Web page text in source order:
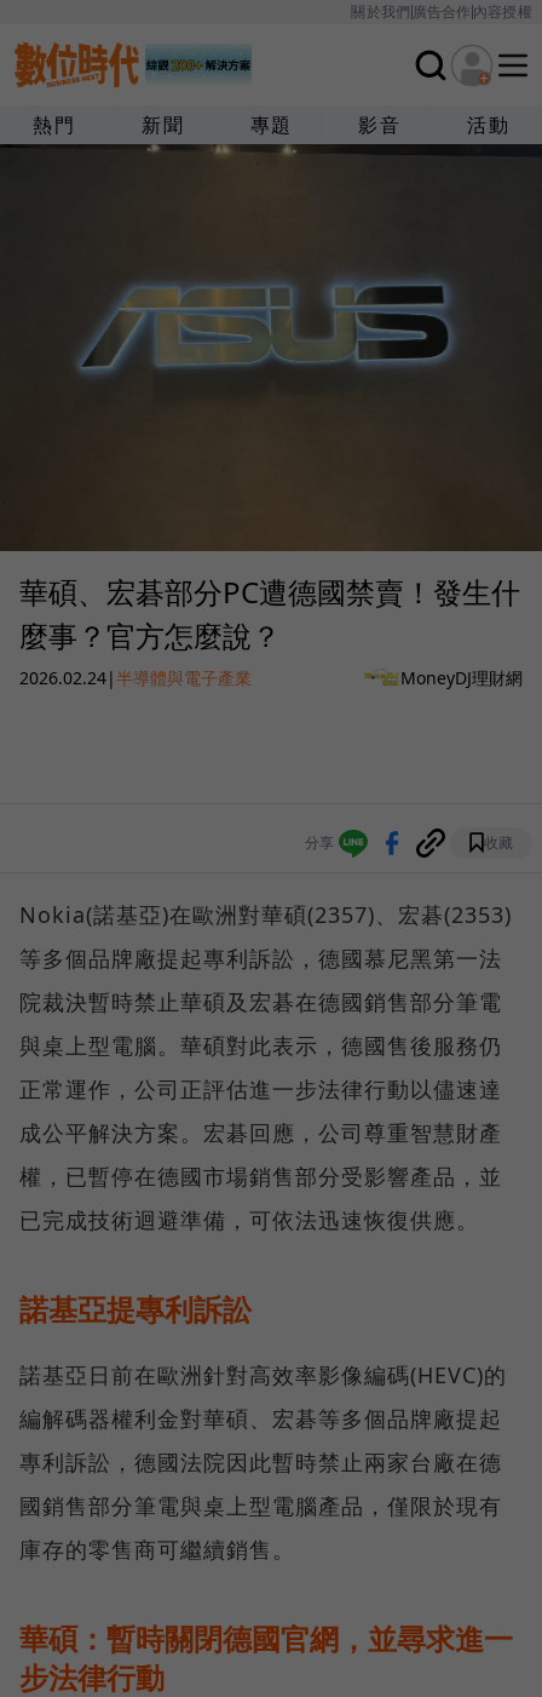
關於我們廣告合作內容授權
熱門 新聞 專題 影音 活動
華碩、宏碁部分PC遭德國禁賣！發生什
麼事？官方怎麼說？
2026.02.24|半導體與電子產業 MoneyDJ理財網
分享 收藏
Nokia(諾基亞)在歐洲對華碩(2357)、宏碁(2353)
等多個品牌廠提起專利訴訟，德國慕尼黑第一法
院裁決暫時禁止華碩及宏碁在德國銷售部分筆電
與桌上型電腦。華碩對此表示，德國售後服務仍
正常運作，公司正評估進一步法律行動以儘速達
成公平解決方案。宏碁回應，公司尊重智慧財產
權，已暫停在德國市場銷售部分受影響產品，並
已完成技術迴避準備，可依法迅速恢復供應。
諾基亞提專利訴訟
諾基亞日前在歐洲針對高效率影像編碼(HEVC)的
編解碼器權利金對華碩、宏碁等多個品牌廠提起
專利訴訟，德國法院因此暫時禁止兩家台廠在德
國銷售部分筆電與桌上型電腦產品，僅限於現有
庫存的零售商可繼續銷售。
華碩：暫時關閉德國官網，並尋求進一
步法律行動